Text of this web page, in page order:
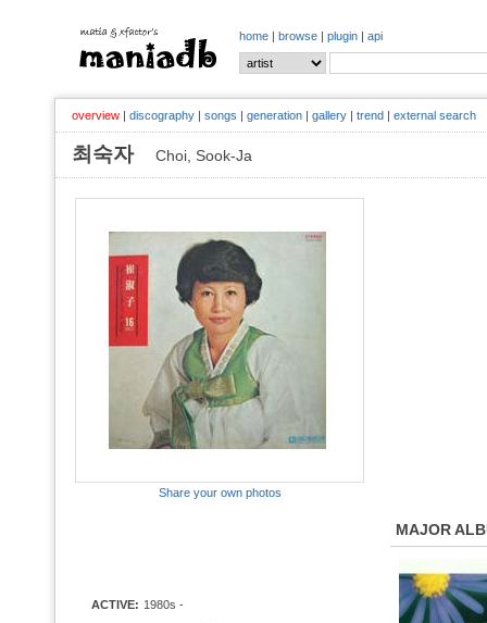
home | browse | plugin | api
overview | discography | songs | generation | gallery | trend | external search
최숙자 Choi, Sook-Ja
Share your own photos
ACTIVE: 1980s -
MAJOR